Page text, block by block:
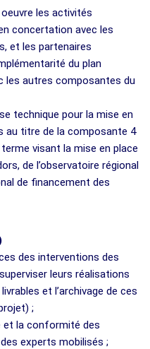
les activités
concertation avec les
et les partenaires
du plan
les autres composantes du
technique pour la mise en
au titre de la composante 4
visant la mise en place
de l’observatoire régional
de financement des
des interventions des
leurs réalisations
et l’archivage de ces
;
et la conformité des
experts mobilisés ;